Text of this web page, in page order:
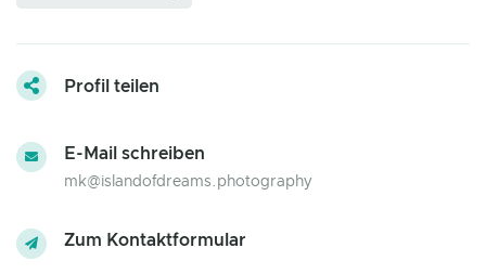
Profil teilen
E-Mail schreiben
mk@islandofdreams.photography
Zum Kontaktformular